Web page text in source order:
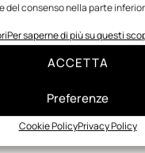
del consenso nella parte
Per saperne di più su questi
ACCETTA
Preferenze
Cookie PolicyPrivacy Policy
Meccanicanews
mano robotica passa da
e applicazioni
Il Progettista